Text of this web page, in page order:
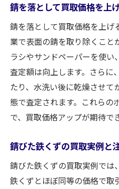
錆を落として買取価格を上
錆を落として買取価格を上げ
業で表面の錆を取り除くこと
ラシやサンドペーパーを使い
査定額は向上します。さらに
たり、水洗い後に乾燥させて
態で査定されます。これらの
で、買取価格アップが期待で
錆びた鉄くずの買取実例と
錆びた鉄くずの買取実例では
鉄くずとほぼ同等の価格で取